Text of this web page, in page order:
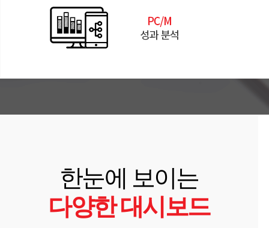
한눈에 보이는
다양한 대시보드